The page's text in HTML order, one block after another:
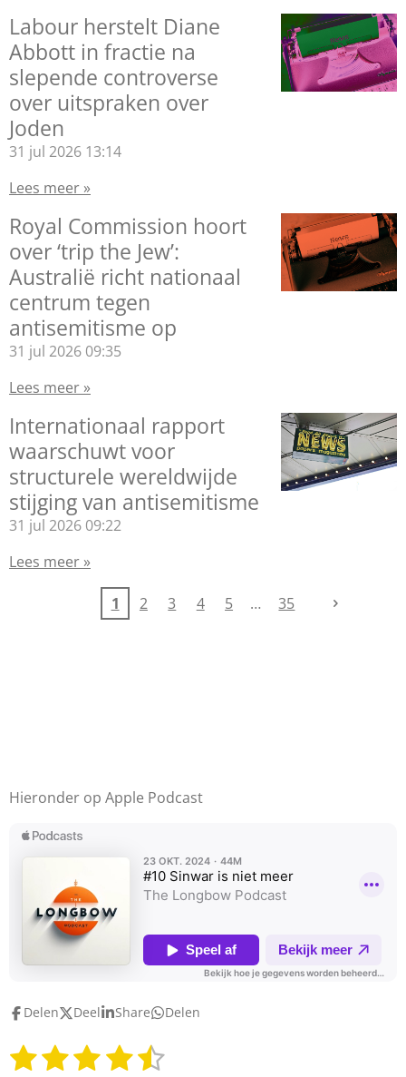
Labour herstelt Diane
Abbott in fractie na
slepende controverse
over uitspraken over
Joden
31 jul 2026 13:14
Lees meer »
Royal Commission hoort
over ‘trip the Jew’:
Australië richt nationaal
centrum tegen
antisemitisme op
31 jul 2026 09:35
Lees meer »
Internationaal rapport
waarschuwt voor
structurele wereldwijde
stijging van antisemitisme
31 jul 2026 09:22
Lees meer »
1 2 3 4 5 35
Hieronder op Apple Podcast
Delen Deel Share Delen
R
1 2 3 4 5
S